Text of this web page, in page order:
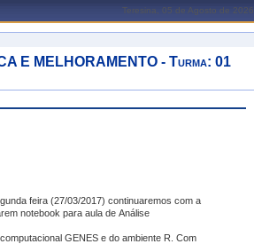
Teresina, 05 de Agosto de 2026
E MELHORAMENTO - Turma: 01
feira (27/03/2017) continuaremos com a
notebook para aula de Análise
GENES e do ambiente R. Com